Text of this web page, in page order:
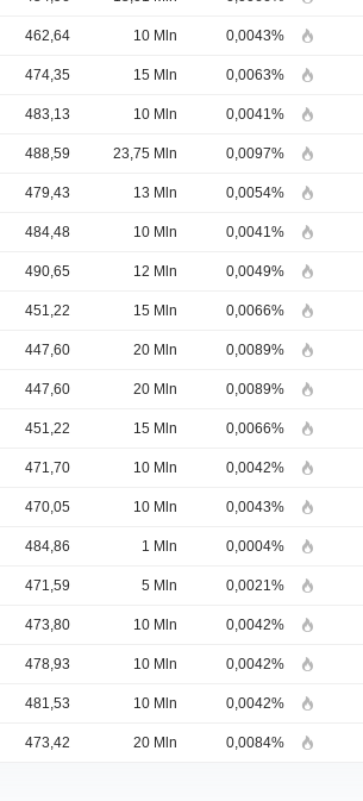
462,64 10 Mln 0,0043%
474,35 15 Mln 0,0063%
483,13 10 Mln 0,0041%
488,59 23,75 Mln 0,0097%
479,43 13 Mln 0,0054%
484,48 10 Mln 0,0041%
490,65 12 Mln 0,0049%
451,22 15 Mln 0,0066%
447,60 20 Mln 0,0089%
447,60 20 Mln 0,0089%
451,22 15 Mln 0,0066%
471,70 10 Mln 0,0042%
470,05 10 Mln 0,0043%
484,86 1 Mln 0,0004%
471,59 5 Mln 0,0021%
473,80 10 Mln 0,0042%
478,93 10 Mln 0,0042%
481,53 10 Mln 0,0042%
473,42 20 Mln 0,0084%